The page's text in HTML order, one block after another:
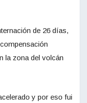
de 26 días,
la zona del volcán
y por eso fui